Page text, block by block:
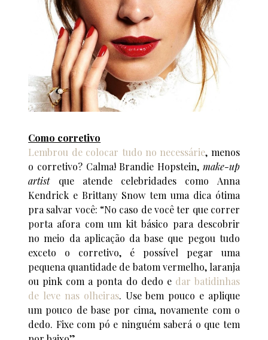
Como corretivo
Lembrou de colocar tudo no necessárie, menos
o corretivo? Calma! Brandie Hopstein, make-up
artistque atende celebridades como Anna
Kendrick e Brittany Snow tem uma dica ótima
pra salvar você: “No caso de você ter que correr
porta afora com um kit básico para descobrir
no meio da aplicação da base que pegou tudo
exceto o corretivo, é possível pegar uma
pequena quantidade de batom vermelho, laranja
ou pink com a ponta do dedo e dar batidinhas
de leve nas olheiras. Use bem pouco e aplique
um pouco de base por cima, novamente com o
dedo. Fixe com pó e ninguém saberá o que tem